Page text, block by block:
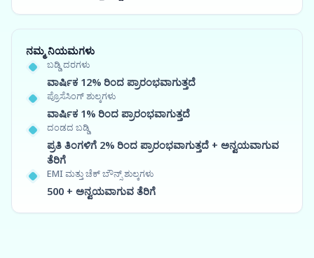
ನಮ್ಮ ನಿಯಮಗಳು
ಬಡ್ಡಿ ದರಗಳು
ವಾರ್ಷಿಕ 12% ರಿಂದ ಪ್ರಾರಂಭವಾಗುತ್ತದೆ
ಪ್ರೊಸೆಸಿಂಗ್ ಶುಲ್ಕಗಳು
ವಾರ್ಷಿಕ 1% ರಿಂದ ಪ್ರಾರಂಭವಾಗುತ್ತದೆ
ದಂಡದ ಬಡ್ಡಿ
ಪ್ರತಿ ತಿಂಗಳಿಗೆ 2% ರಿಂದ ಪ್ರಾರಂಭವಾಗುತ್ತದೆ + ಅನ್ವಯವಾಗುವ
ತೆರಿಗೆ
EMI ಮತ್ತು ಚೆಕ್ ಬೌನ್ಸ್ ಶುಲ್ಕಗಳು
500 + ಅನ್ವಯವಾಗುವ ತೆರಿಗೆ